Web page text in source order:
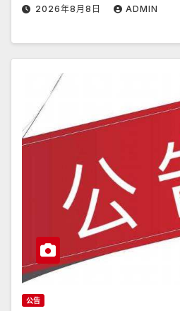
2026年8月8日 ADMIN
公告